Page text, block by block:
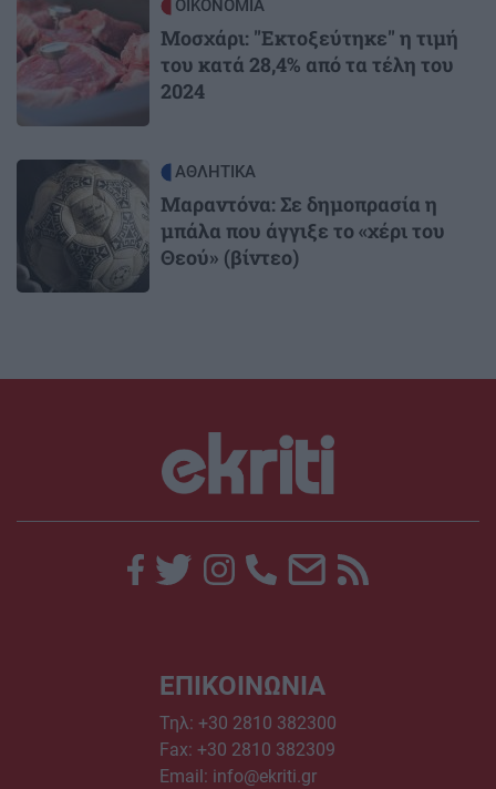
Image ΟΙΚΟΝΟΜΙΑ
Μοσχάρι: "Εκτοξεύτηκε" η τιμή
του κατά 28,4% από τα τέλη του
2024
Image ΑΘΛΗΤΙΚΑ
Μαραντόνα: Σε δημοπρασία η
μπάλα που άγγιξε το «χέρι του
Θεού» (βίντεο)
ΕΠΙΚΟΙΝΩΝΙΑ
Τηλ: +30 2810 382300
Fax: +30 2810 382309
Email: info@ekriti.gr